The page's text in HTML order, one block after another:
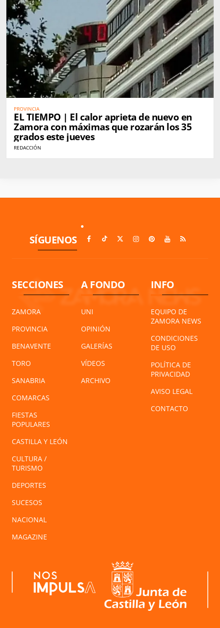
PROVINCIA
EL TIEMPO | El calor aprieta de nuevo en
Zamora con máximas que rozarán los 35
grados este jueves
REDACCIÓN
SÍGUENOS
SECCIONES
ZAMORA
PROVINCIA
BENAVENTE
TORO
SANABRIA
COMARCAS
FIESTAS
POPULARES
CASTILLA Y LEÓN
CULTURA /
TURISMO
DEPORTES
SUCESOS
NACIONAL
MAGAZINE
A FONDO
UNI
OPINIÓN
GALERÍAS
VÍDEOS
ARCHIVO
INFO
EQUIPO DE
ZAMORA NEWS
CONDICIONES
DE USO
POLÍTICA DE
PRIVACIDAD
AVISO LEGAL
CONTACTO